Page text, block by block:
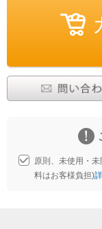
原則、未使用・
料はお客様負担)